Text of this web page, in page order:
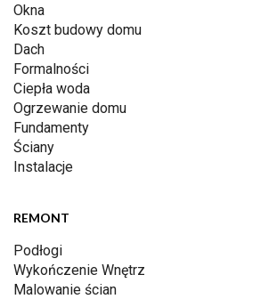
Okna
Koszt budowy domu
Dach
Formalności
Ciepła woda
Ogrzewanie domu
Fundamenty
Ściany
Instalacje
REMONT
Podłogi
Wykończenie Wnętrz
Malowanie ścian